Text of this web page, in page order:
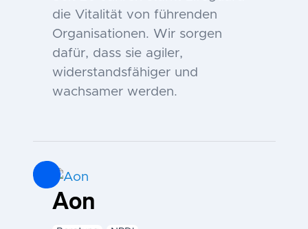
die Vitalität von führenden
Organisationen. Wir sorgen
dafür, dass sie agiler,
widerstandsfähiger und
wachsamer werden.
Aon